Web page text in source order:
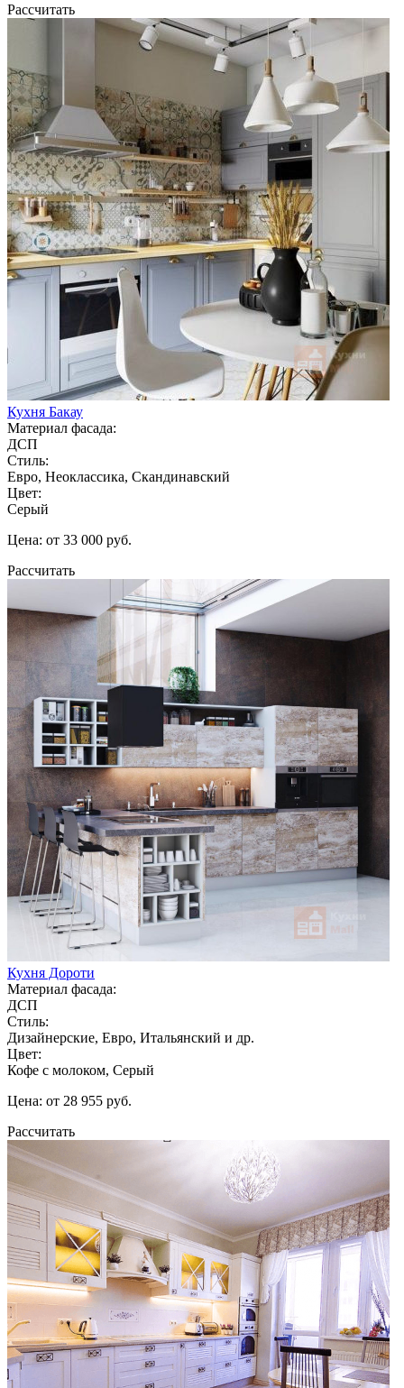
Рассчитать
Кухня Бакау
Материал фасада:
ДСП
Стиль:
Евро, Неоклассика, Скандинавский
Цвет:
Серый
Цена: от 33 000 руб.
Рассчитать
Кухня Дороти
Материал фасада:
ДСП
Стиль:
Дизайнерские, Евро, Итальянский и др.
Цвет:
Кофе с молоком, Серый
Цена: от 28 955 руб.
Рассчитать